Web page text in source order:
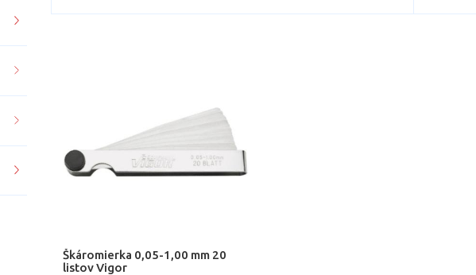
Škáromierka 0,05-1,00 mm 20
listov Vigor